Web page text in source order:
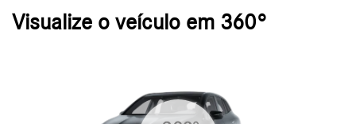
Visualize o veículo em 360°